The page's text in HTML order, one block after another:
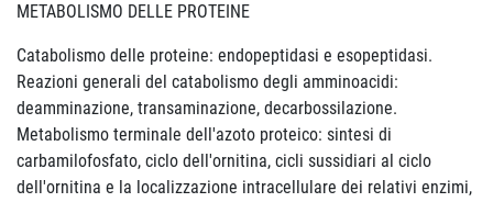
METABOLISMO DELLE PROTEINE
Catabolismo delle proteine: endopeptidasi e esopeptidasi.
Reazioni generali del catabolismo degli amminoacidi:
deamminazione, transaminazione, decarbossilazione.
Metabolismo terminale dell'azoto proteico: sintesi di
carbamilofosfato, ciclo dell'ornitina, cicli sussidiari al ciclo
dell'ornitina e la localizzazione intracellulare dei relativi enzimi,